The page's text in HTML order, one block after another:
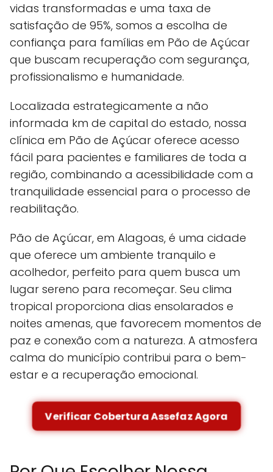
vidas transformadas e uma taxa de
satisfação de 95%, somos a escolha de
confiança para famílias em Pão de Açúcar
que buscam recuperação com segurança,
profissionalismo e humanidade.
Localizada estrategicamente a não
informada km de capital do estado, nossa
clínica em Pão de Açúcar oferece acesso
fácil para pacientes e familiares de toda a
região, combinando a acessibilidade com a
tranquilidade essencial para o processo de
reabilitação.
Pão de Açúcar, em Alagoas, é uma cidade
que oferece um ambiente tranquilo e
acolhedor, perfeito para quem busca um
lugar sereno para recomeçar. Seu clima
tropical proporciona dias ensolarados e
noites amenas, que favorecem momentos de
paz e conexão com a natureza. A atmosfera
calma do município contribui para o bem-
estar e a recuperação emocional.
Verificar Cobertura Assefaz Agora